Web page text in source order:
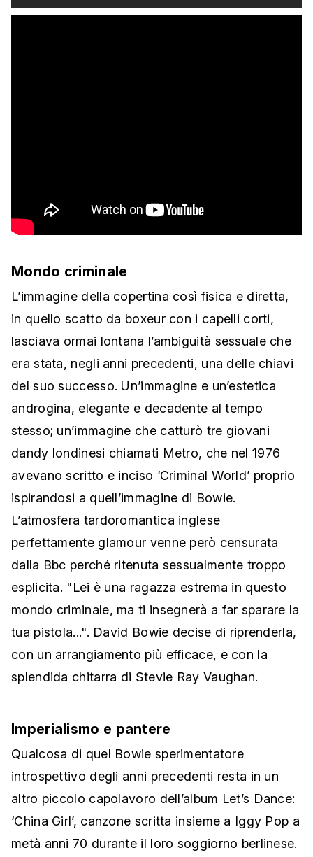
Mondo criminale
L’immagine della copertina così fisica e diretta,
in quello scatto da boxeur con i capelli corti,
lasciava ormai lontana l’ambiguità sessuale che
era stata, negli anni precedenti, una delle chiavi
del suo successo. Un’immagine e un’estetica
androgina, elegante e decadente al tempo
stesso; un’immagine che catturò tre giovani
dandy londinesi chiamati Metro, che nel 1976
avevano scritto e inciso ‘Criminal World’ proprio
ispirandosi a quell’immagine di Bowie.
L’atmosfera tardoromantica inglese
perfettamente glamour venne però censurata
dalla Bbc perché ritenuta sessualmente troppo
esplicita. "Lei è una ragazza estrema in questo
mondo criminale, ma ti insegnerà a far sparare la
tua pistola...". David Bowie decise di riprenderla,
con un arrangiamento più efficace, e con la
splendida chitarra di Stevie Ray Vaughan.
Imperialismo e pantere
Qualcosa di quel Bowie sperimentatore
introspettivo degli anni precedenti resta in un
altro piccolo capolavoro dell’album Let’s Dance:
‘China Girl’, canzone scritta insieme a Iggy Pop a
metà anni 70 durante il loro soggiorno berlinese.